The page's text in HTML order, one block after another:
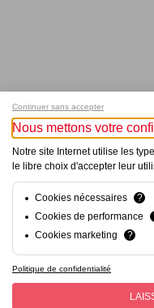
Continuer sans accepter
Nous mettons votre
Notre site Internet utilise les
le libre choix d'accepter leur
Cookies nécessaires
?
Cookies de performance
Cookies marketing
?
Politique de confidentialité